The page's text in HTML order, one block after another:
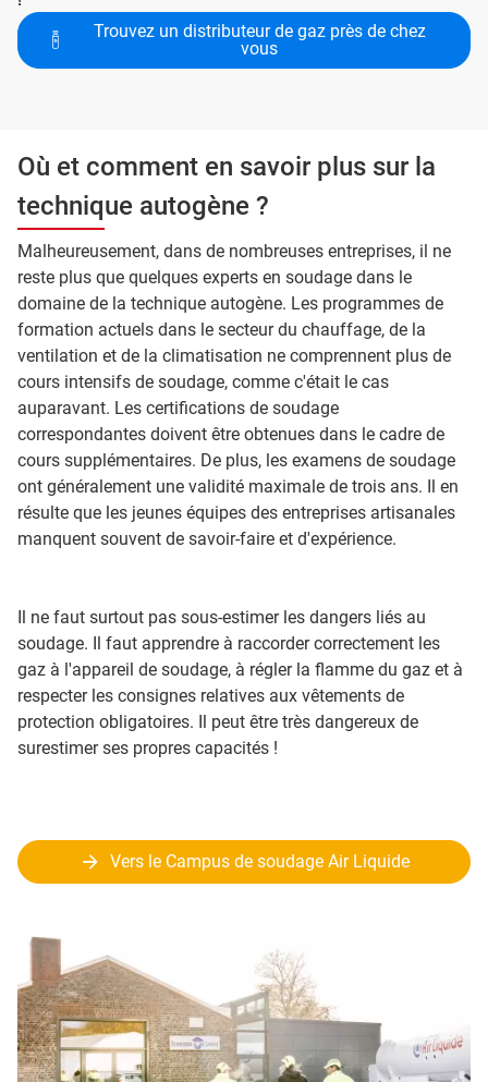
Trouvez un distributeur de gaz près de chez
vous
Où et comment en savoir plus sur la
technique autogène ?
Malheureusement, dans de nombreuses entreprises, il ne
reste plus que quelques experts en soudage dans le
domaine de la technique autogène. Les programmes de
formation actuels dans le secteur du chauffage, de la
ventilation et de la climatisation ne comprennent plus de
cours intensifs de soudage, comme c'était le cas
auparavant. Les certifications de soudage
correspondantes doivent être obtenues dans le cadre de
cours supplémentaires. De plus, les examens de soudage
ont généralement une validité maximale de trois ans. Il en
résulte que les jeunes équipes des entreprises artisanales
manquent souvent de savoir-faire et d'expérience.
Il ne faut surtout pas sous-estimer les dangers liés au
soudage. Il faut apprendre à raccorder correctement les
gaz à l'appareil de soudage, à régler la flamme du gaz et à
respecter les consignes relatives aux vêtements de
protection obligatoires. Il peut être très dangereux de
surestimer ses propres capacités !
Vers le Campus de soudage Air Liquide